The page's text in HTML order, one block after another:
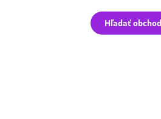
Hľadať obchod